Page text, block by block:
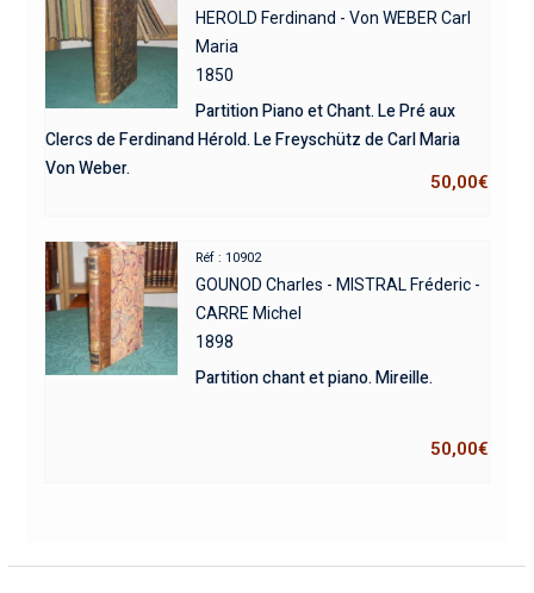
HEROLD Ferdinand - Von WEBER Carl
Maria
1850
Partition Piano et Chant. Le Pré aux
Clercs de Ferdinand Hérold. Le Freyschütz de Carl Maria
Von Weber.
50,00€
Réf : 10902
GOUNOD Charles - MISTRAL Fréderic -
CARRE Michel
1898
Partition chant et piano. Mireille.
50,00€